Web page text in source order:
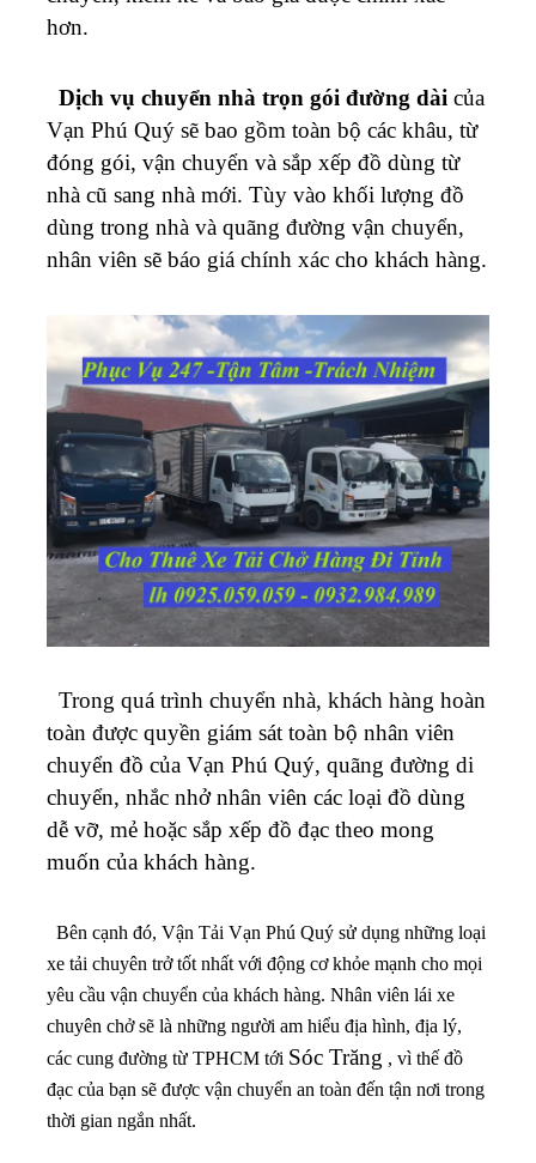
hơn.
Dịch vụ chuyển nhà trọn gói đường dài của
Vạn Phú Quý sẽ bao gồm toàn bộ các khâu, từ
đóng gói, vận chuyển và sắp xếp đồ dùng từ
nhà cũ sang nhà mới. Tùy vào khối lượng đồ
dùng trong nhà và quãng đường vận chuyển,
nhân viên sẽ báo giá chính xác cho khách hàng.
Trong quá trình chuyển nhà, khách hàng hoàn
toàn được quyền giám sát toàn bộ nhân viên
chuyển đồ của Vạn Phú Quý, quãng đường di
chuyển, nhắc nhở nhân viên các loại đồ dùng
dễ vỡ, mẻ hoặc sắp xếp đồ đạc theo mong
muốn của khách hàng.
Bên cạnh đó, Vận Tải Vạn Phú Quý sử dụng những loại
xe tải chuyên trở tốt nhất với động cơ khỏe mạnh cho mọi
yêu cầu vận chuyển của khách hàng. Nhân viên lái xe
chuyên chở sẽ là những người am hiểu địa hình, địa lý,
các cung đường từ TPHCM tới Sóc Trăng , vì thế đồ
đạc của bạn sẽ được vận chuyển an toàn đến tận nơi trong
thời gian ngắn nhất.